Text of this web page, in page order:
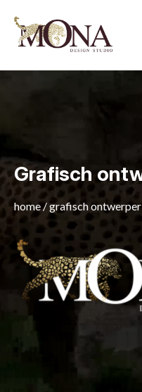
Grafisch
home /grafisch ontwerper